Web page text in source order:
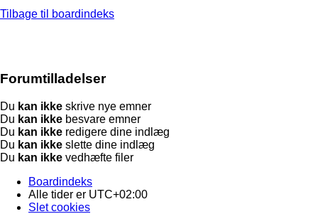
Tilbage til boardindeks
Forumtilladelser
Du kan ikke skrive nye emner
Du kan ikke besvare emner
Du kan ikke redigere dine indlæg
Du kan ikke slette dine indlæg
Du kan ikke vedhæfte filer
Boardindeks
Alle tider er UTC+02:00
Slet cookies